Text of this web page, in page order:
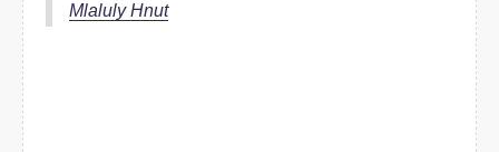
Mlulaly Hunt